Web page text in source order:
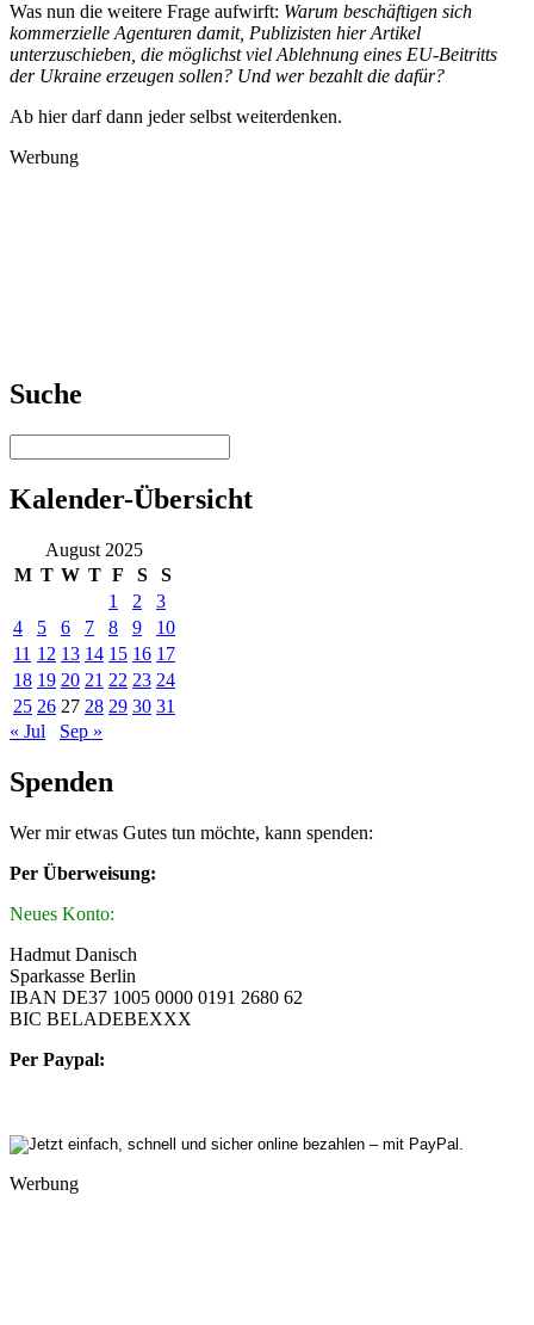
Was nun die weitere Frage aufwirft: Warum beschäftigen sich
kommerzielle Agenturen damit, Publizisten hier Artikel
unterzuschieben, die möglichst viel Ablehnung eines EU-Beitritts
der Ukraine erzeugen sollen? Und wer bezahlt die dafür?
Ab hier darf dann jeder selbst weiterdenken.
Werbung
Suche
Kalender-Übersicht
August 2025
M T W T F S
S
1
2
3
4
5 6 7 8 9
10
11 12 13 14 15 16 17
18 19 20 21 22 23 24
25 26 27 28 29 30 31
« Jul
Sep »
Spenden
Wer mir etwas Gutes tun möchte, kann spenden:
Per Überweisung:
Neues Konto:
Hadmut Danisch
Sparkasse Berlin
IBAN DE37 1005 0000 0191 2680 62
BIC BELADEBEXXX
Per Paypal:
Werbung